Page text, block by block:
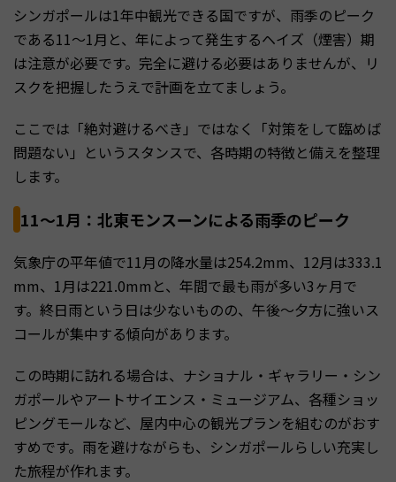
シンガポールは1年中観光できる国ですが、雨季のピーク
である11〜1月と、年によって発生するヘイズ（煙害）期
は注意が必要です。完全に避ける必要はありませんが、リ
スクを把握したうえで計画を立てましょう。
ここでは「絶対避けるべき」ではなく「対策をして臨めば
問題ない」というスタンスで、各時期の特徴と備えを整理
します。
11〜1月：北東モンスーンによる雨季のピーク
気象庁の平年値で11月の降水量は254.2mm、12月は333.1
mm、1月は221.0mmと、年間で最も雨が多い3ヶ月で
す。終日雨という日は少ないものの、午後〜夕方に強いス
コールが集中する傾向があります。
この時期に訪れる場合は、ナショナル・ギャラリー・シン
ガポールやアートサイエンス・ミュージアム、各種ショッ
ピングモールなど、屋内中心の観光プランを組むのがおす
すめです。雨を避けながらも、シンガポールらしい充実し
た旅程が作れます。